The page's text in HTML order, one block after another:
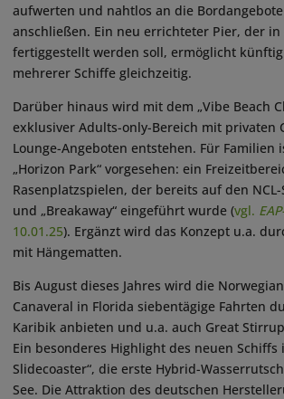
aufwerten und nahtlos an die
anschließen. Ein neu errichteter Pier, der in
fertiggestellt werden soll, ermöglicht künftig
mehrerer Schiffe gleichzeitig.
Darüber hinaus wird mit dem „Vibe Beach
exklusiver Adults-only-Bereich mit privaten
Lounge-Angeboten entstehen. Für Familien
„Horizon Park“ vorgesehen: ein
Rasenplatzspielen, der bereits auf den NCL-
und „Breakaway“ eingeführt wurde (vgl. EAP
10.01.25). Ergänzt wird das Konzept u.a.
mit Hängematten.
Bis August dieses Jahres wird die
Canaveral in Florida siebentägige Fahrten
Karibik anbieten und u.a. auch Great
Ein besonderes Highlight des neuen Schiffs
Slidecoaster“, die erste Hybrid-
See. Die Attraktion des deutschen